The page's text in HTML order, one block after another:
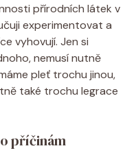
přírodních látek v
experimentovat a
vyhovují. Jen si
nemusí nutně
pleť trochu jinou,
také trochu legrace
příčinám